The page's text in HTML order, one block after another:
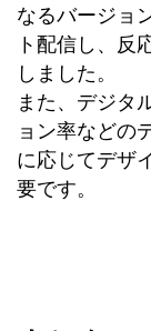
なるバージョ
ト配信し、反
しました。
また、デジタ
ョン率などの
に応じてデザ
要です。